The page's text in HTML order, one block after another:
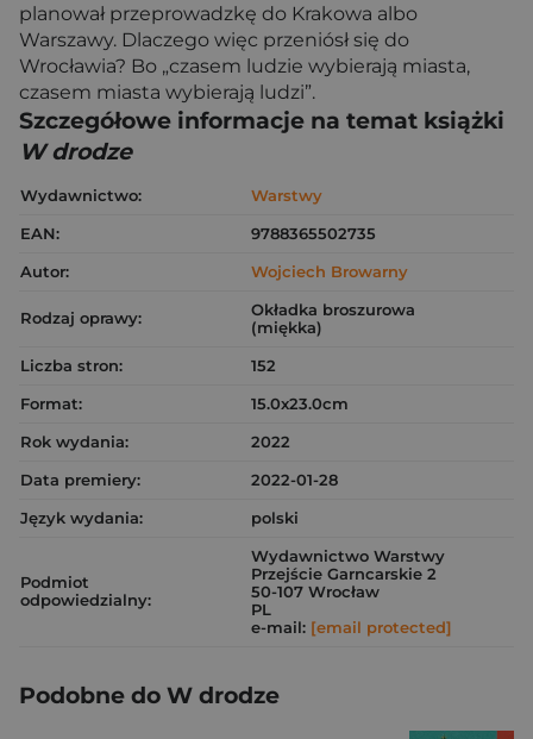
planował przeprowadzkę do Krakowa albo
Warszawy. Dlaczego więc przeniósł się do
Wrocławia? Bo „czasem ludzie wybierają miasta,
czasem miasta wybierają ludzi”.
Szczegółowe informacje na temat książki
W drodze
Wydawnictwo:
Warstwy
EAN:
9788365502735
Autor:
Wojciech Browarny
Rodzaj oprawy:
Okładka broszurowa
(miękka)
Liczba stron:
152
Format:
15.0x23.0cm
Rok wydania:
2022
Data premiery:
2022-01-28
Język wydania:
polski
Podmiot
odpowiedzialny:
Wydawnictwo Warstwy
Przejście Garncarskie 2
50-107 Wrocław
PL
e-mail: [email protected]
Podobne do W drodze